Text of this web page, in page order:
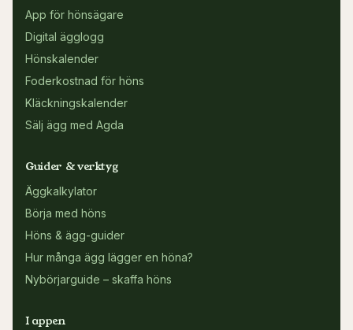
App för hönsägare
Digital ägglogg
Hönskalender
Foderkostnad för höns
Kläckningskalender
Sälj ägg med Agda
Guider & verktyg
Äggkalkylator
Börja med höns
Höns & ägg-guider
Hur många ägg lägger en höna?
Nybörjarguide – skaffa höns
I appen